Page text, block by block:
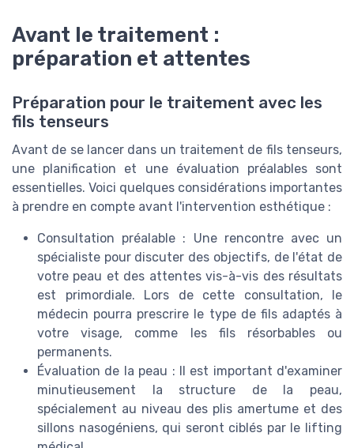
Avant le traitement :
préparation et attentes
Préparation pour le traitement avec les
fils tenseurs
Avant de se lancer dans un traitement de fils tenseurs,
une planification et une évaluation préalables sont
essentielles. Voici quelques considérations importantes
à prendre en compte avant l'intervention esthétique :
Consultation préalable : Une rencontre avec un
spécialiste pour discuter des objectifs, de l'état de
votre peau et des attentes vis-à-vis des résultats
est primordiale. Lors de cette consultation, le
médecin pourra prescrire le type de fils adaptés à
votre visage, comme les fils résorbables ou
permanents.
Évaluation de la peau : Il est important d'examiner
minutieusement la structure de la peau,
spécialement au niveau des plis amertume et des
sillons nasogéniens, qui seront ciblés par le lifting